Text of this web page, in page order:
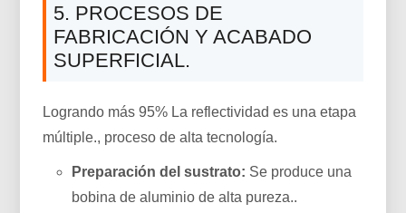
5. PROCESOS DE
FABRICACIÓN Y ACABADO
SUPERFICIAL.
Logrando más 95% La reflectividad es una etapa
múltiple., proceso de alta tecnología.
Preparación del sustrato: Se produce una
bobina de aluminio de alta pureza..